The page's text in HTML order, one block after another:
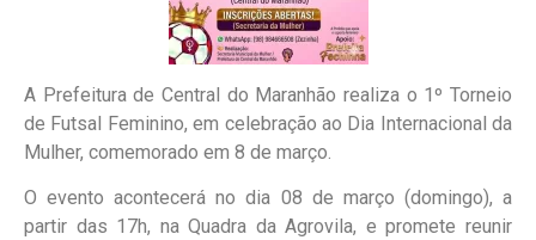
A Prefeitura de Central do Maranhão realiza o 1º Torneio
de Futsal Feminino, em celebração ao Dia Internacional da
Mulher, comemorado em 8 de março.
O evento acontecerá no dia 08 de março (domingo), a
partir das 17h, na Quadra da Agrovila, e promete reunir